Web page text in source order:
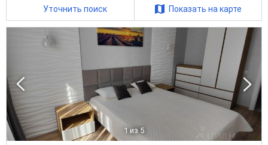
Уточнить поиск Показать на карте
1 из 5